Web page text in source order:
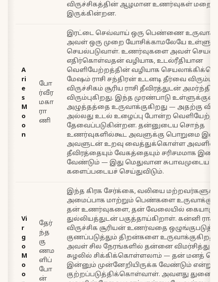
விருச்சிகத்தின் ஆழமான உணர்வுகள்
இருக்கின்றன.
A
ri
e
s
M
o
o
n
போ
ர்வீர
மகா
ரா
ணி
இரட்டை செவ்வாய் ஒரு பெண்ணை
அவள் ஒரு முறை யோசிக்காமலேயே
செயல்படுவாள். உணர்வுகளை அவள்
எதிர்கொள்வதன் வழியாக, உடல்ரீதியான
வெளியேற்றத்தின் வழியாக
மேஷம் ராசி சந்திரன் உடனடி தீர்வை
விருச்சிகம் சூரிய ராசி தீவிரத்துடன்
விரும்புகிறது. இந்த முரண்பாடு உள்ளுக்குள்
அழுத்தத்தை உருவாக்குகிறது — அதற்கு
அல்லது உடல் உழைப்பு போன்ற
தேவைப்படுகின்றன. தன்னுடைய சொந்த
உணர்வுகளில்கூட அவளுக்கு பொறுமை
அவளுடன் உறவு வைத்துக்கொள்ள அவளின்
தீவிரத்தையும் வேகத்தையும் சரிசமமாக
வேண்டும் — இது மெதுவான சுபாவமுடைய
களைப்படையச் செய்துவிடும்.
Vi
r
g
o
M
o
o
தேர்
ந்த
கு
ணம
ளிப்
போ
ன்
இந்த கிரக சேர்க்கை, வலியை
அமைப்பாக மாற்றும் பெண்களை
தன் உணர்வுகளை, தன் வேலையில்
துல்லியத்துடன் பகுத்தாய்கிறாள். கன்னி ராசி
விருச்சிக சூரியன் உணர்வதை
குணப்படுத்தும் திறன்களை
அவள் சில நேரங்களில் தன்னை
சுழலில் சிக்கிக்கொள்ளலாம் — தன் மனத்
இன்னும் முன்னேறியிருக்க வேண்டும்
குற்றப்படுத்திக்கொள்வாள். அவளது